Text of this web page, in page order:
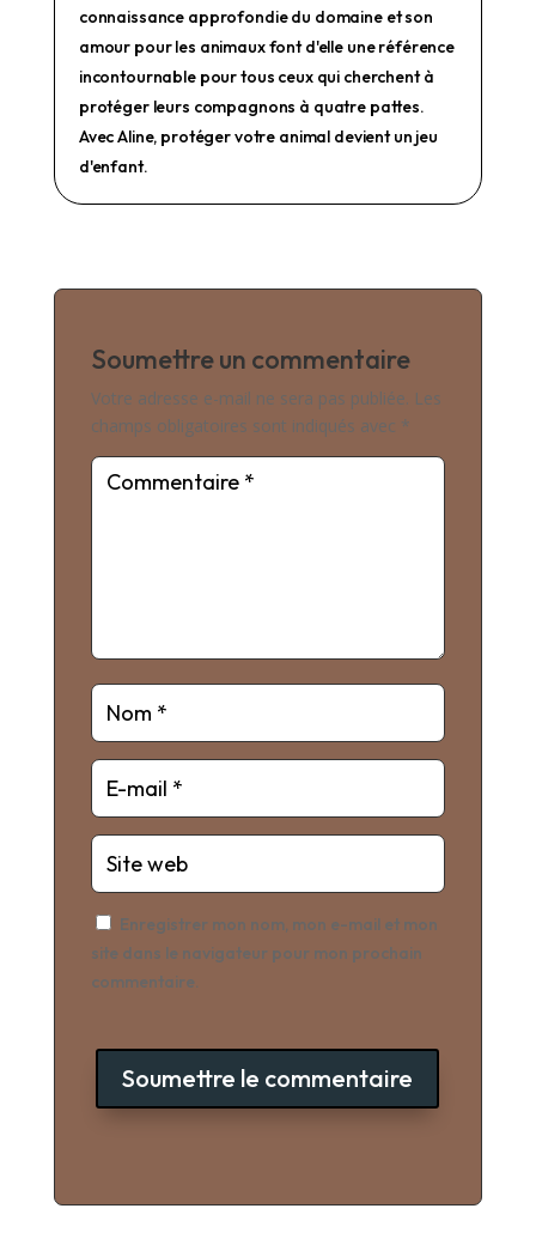
connaissance approfondie du domaine et son
amour pour les animaux font d'elle une référence
incontournable pour tous ceux qui cherchent à
protéger leurs compagnons à quatre pattes.
Avec Aline, protéger votre animal devient un jeu
d'enfant.
Soumettre un commentaire
Votre adresse e-mail ne sera pas publiée. Les
champs obligatoires sont indiqués avec *
Enregistrer mon nom, mon e-mail et mon
site dans le navigateur pour mon prochain
commentaire.
Soumettre le commentaire